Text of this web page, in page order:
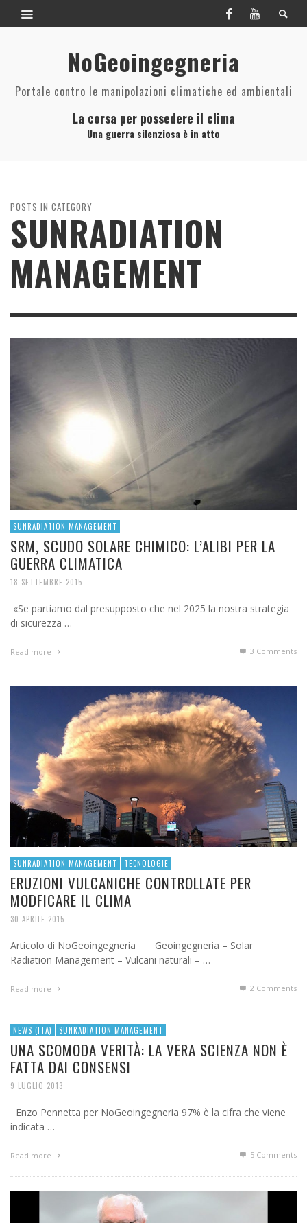
NoGeoingegneria
Portale contro le manipolazioni climatiche ed ambientali
La corsa per possedere il clima
Una guerra silenziosa è in atto
POSTS IN CATEGORY
SUNRADIATION
MANAGEMENT
SUNRADIATION MANAGEMENT
SRM, SCUDO SOLARE CHIMICO: L’ALIBI PER LA
GUERRA CLIMATICA
18 SETTEMBRE 2015
«Se partiamo dal presupposto che nel 2025 la nostra strategia
di sicurezza …
Read more 3 Comments
SUNRADIATION MANAGEMENT TECNOLOGIE
ERUZIONI VULCANICHE CONTROLLATE PER
MODFICARE IL CLIMA
30 APRILE 2015
Articolo di NoGeoingegneria Geoingegneria – Solar
Radiation Management – Vulcani naturali – …
Read more 2 Comments
NEWS (ITA) SUNRADIATION MANAGEMENT
UNA SCOMODA VERITÀ: LA VERA SCIENZA NON È
FATTA DAI CONSENSI
9 LUGLIO 2013
Enzo Pennetta per NoGeoingegneria 97% è la cifra che viene
indicata …
Read more 5 Comments